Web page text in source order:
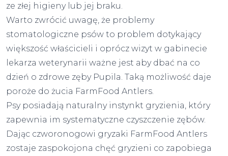
ze złej higieny lub jej braku.
Warto zwrócić uwagę, że problemy
stomatologiczne psów to problem dotykający
większość właścicieli i oprócz wizyt w gabinecie
lekarza weterynarii ważne jest aby dbać na co
dzień o zdrowe zęby Pupila. Taką możliwość daje
poroże do żucia FarmFood Antlers.
Psy posiadają naturalny instynkt gryzienia, który
zapewnia im systematyczne czyszczenie zębów.
Dając czworonogowi gryzaki FarmFood Antlers
zostaje zaspokojona chęć gryzieni co zapobiega